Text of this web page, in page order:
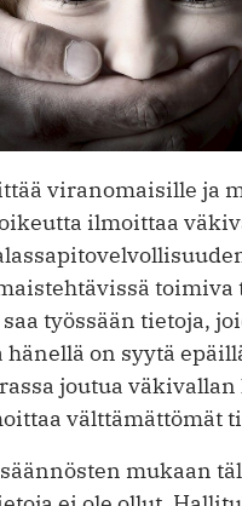
viranomaisille ja
ilmoittaa
työssään tietoja,
hänellä on syytä
joutua
välttämättömät
mukaan